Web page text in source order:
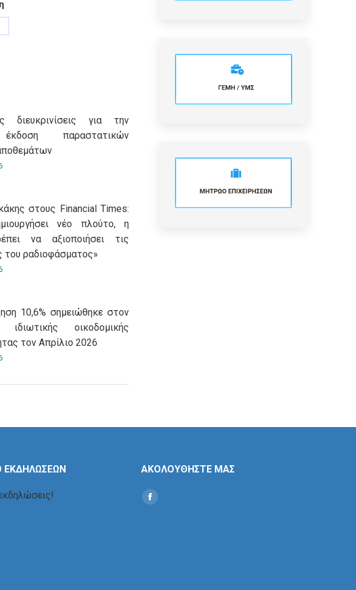
διευκρινίσεις για την
παραστατικών
στους Financial Times:
νέο πλούτο, η
να αξιοποιήσει τις
του ραδιοφάσματος»
10,6% σημειώθηκε στον
οικοδομικής
τον Απρίλιο 2026
ΕΚΔΗΛΩΣΕΩΝ ΑΚΟΛΟΥΘΗΣΤΕ ΜΑΣ
Find us on:
Social